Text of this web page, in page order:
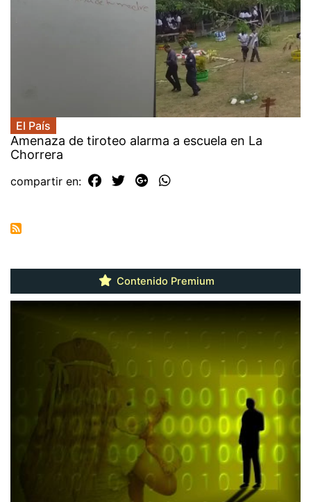
El País
Amenaza de tiroteo alarma a escuela en La
Chorrera
compartir en:
Contenido Premium